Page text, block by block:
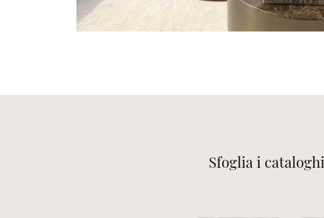
Sfoglia i cataloghi